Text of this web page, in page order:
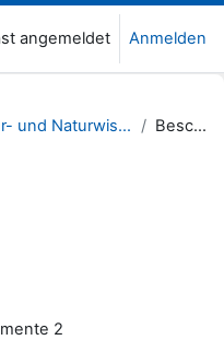
angemeldet Anmelden
Ingenieur- und Naturwissenschaften (INW) Beschreibung
2